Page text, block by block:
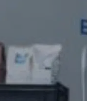
kwalitatief
op de
Door deze